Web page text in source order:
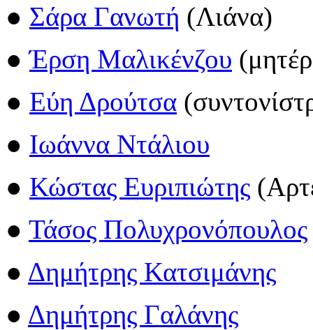
● Σάρα Γανωτή (Λιάνα)
●Έρση Μαλικένζου
● Εύη Δρούτσα
● Ιωάννα Ντάλιου
● Κώστας Ευριπιώτης
● Τάσος Πολυχρονόπουλος
● Δημήτρης Κατσιμάνης
● Δημήτρης Γαλάνης